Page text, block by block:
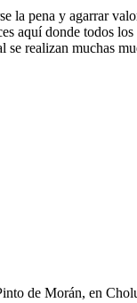
pena y agarrar
aquí donde todos
realizan muchas
de Morán, en